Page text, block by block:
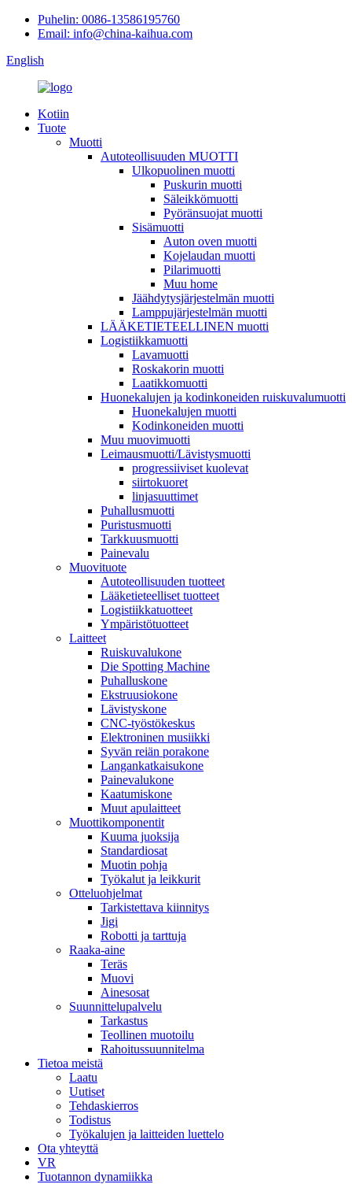
Puhelin: 0086-13586195760
Email: info@china-kaihua.com
English
Kotiin
Tuote
Muotti
Autoteollisuuden MUOTTI
Ulkopuolinen muotti
Puskurin muotti
Säleikkömuotti
Pyöränsuojat muotti
Sisämuotti
Auton oven muotti
Kojelaudan muotti
Pilarimuotti
Muu home
Jäähdytysjärjestelmän muotti
Lamppujärjestelmän muotti
LÄÄKETIETEELLINEN muotti
Logistiikkamuotti
Lavamuotti
Roskakorin muotti
Laatikkomuotti
Huonekalujen ja kodinkoneiden ruiskuvalumuotti
Huonekalujen muotti
Kodinkoneiden muotti
Muu muovimuotti
Leimausmuotti/Lävistysmuotti
progressiiviset kuolevat
siirtokuoret
linjasuuttimet
Puhallusmuotti
Puristusmuotti
Tarkkuusmuotti
Painevalu
Muovituote
Autoteollisuuden tuotteet
Lääketieteelliset tuotteet
Logistiikkatuotteet
Ympäristötuotteet
Laitteet
Ruiskuvalukone
Die Spotting Machine
Puhalluskone
Ekstruusiokone
Lävistyskone
CNC-työstökeskus
Elektroninen musiikki
Syvän reiän porakone
Langankatkaisukone
Painevalukone
Kaatumiskone
Muut apulaitteet
Muottikomponentit
Kuuma juoksija
Standardiosat
Muotin pohja
Työkalut ja leikkurit
Otteluohjelmat
Tarkistettava kiinnitys
Jigi
Robotti ja tarttuja
Raaka-aine
Teräs
Muovi
Ainesosat
Suunnittelupalvelu
Tarkastus
Teollinen muotoilu
Rahoitussuunnitelma
Tietoa meistä
Laatu
Uutiset
Tehdaskierros
Todistus
Työkalujen ja laitteiden luettelo
Ota yhteyttä
VR
Tuotannon dynamiikka